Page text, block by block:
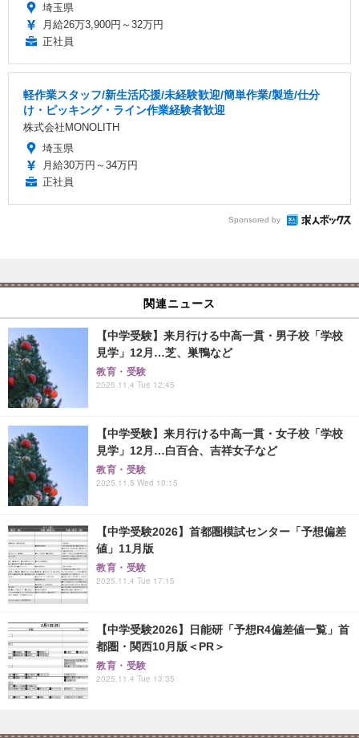
埼玉県
月給26万3,900円～32万円
正社員
軽作業スタッフ/新生活応援/未経験歓迎/簡単作業/製造/仕分
け・ピッキング・ライン作業経験者歓迎
株式会社MONOLITH
埼玉県
月給30万円～34万円
正社員
Sponsored by
関連ニュース
【中学受験】来月行ける中高一貫・男子校「学校
見学」12月…芝、巣鴨など
教育・受験
2025.11.4 Tue 12:45
【中学受験】来月行ける中高一貫・女子校「学校
見学」12月…白百合、吉祥女子など
教育・受験
2025.11.5 Wed 10:15
【中学受験2026】首都圏模試センター「予想偏差
値」11月版
教育・受験
2025.11.4 Tue 17:15
【中学受験2026】日能研「予想R4偏差値一覧」首
都圏・関西10月版＜PR＞
教育・受験
2025.11.4 Tue 13:35